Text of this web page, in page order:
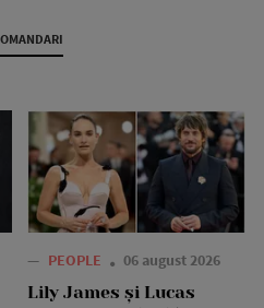
— PEOPLE 06 august 2026
Lily James și Lucas